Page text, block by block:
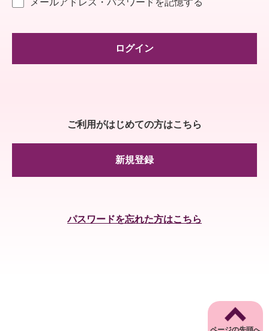
メールアドレス・パスワードを記憶する
ログイン
ご利用がはじめての方はこちら
新規登録
パスワードを忘れた方はこちら